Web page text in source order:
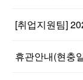
[취업지원팀]
휴관안내(현충